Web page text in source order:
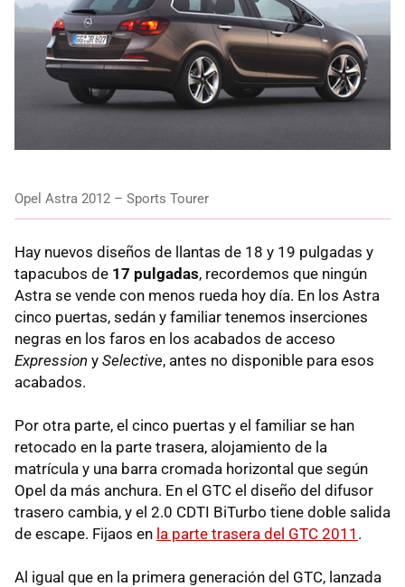
Opel Astra 2012 – Sports Tourer
Hay nuevos diseños de llantas de 18 y 19 pulgadas y
tapacubos de 17 pulgadas, recordemos que ningún
Astra se vende con menos rueda hoy día. En los Astra
cinco puertas, sedán y familiar tenemos inserciones
negras en los faros en los acabados de acceso
Expression y Selective, antes no disponible para esos
acabados.
Por otra parte, el cinco puertas y el familiar se han
retocado en la parte trasera, alojamiento de la
matrícula y una barra cromada horizontal que según
Opel da más anchura. En el GTC el diseño del difusor
trasero cambia, y el 2.0 CDTI BiTurbo tiene doble salida
de escape. Fijaos en la parte trasera del GTC 2011 .
Al igual que en la primera generación del GTC, lanzada